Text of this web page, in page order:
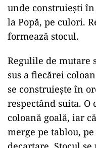
unde construiești
la Popă, pe culori.
formează stocul.
Regulile de mutare
sus a fiecărei
se construiește în
respectând suita.
coloană goală, iar
merge pe tablou,